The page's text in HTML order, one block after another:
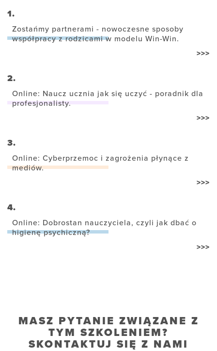
1.
Zostańmy partnerami - nowoczesne sposoby
współpracy z rodzicami w modelu Win-Win.
>>>
2.
Online: Naucz ucznia jak się uczyć - poradnik dla
profesjonalisty.
>>>
3.
Online: Cyberprzemoc i zagrożenia płynące z
mediów.
>>>
4.
Online: Dobrostan nauczyciela, czyli jak dbać o
higienę psychiczną?
>>>
MASZ PYTANIE ZWIĄZANE Z
TYM SZKOLENIEM?
SKONTAKTUJ SIĘ Z NAMI